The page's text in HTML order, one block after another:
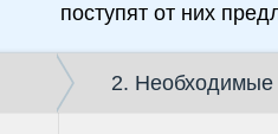
поступят от них
2. Необходимые